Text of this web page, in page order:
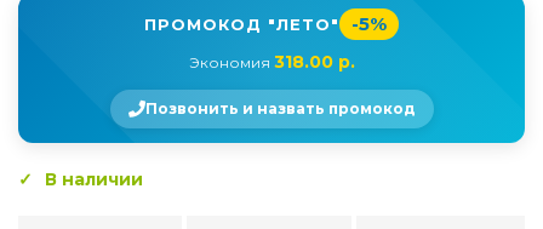
ПРОМОКОД "ЛЕТО" -5%
Экономия 318.00 р.
Позвонить и назвать промокод
В наличии